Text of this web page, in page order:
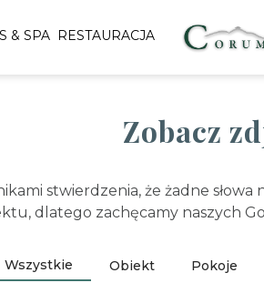
& SPA RESTAURACJA
Zobacz
stwierdzenia, że żadne
dlatego zachęcamy naszych
Wszystkie Obiekt Pokoje